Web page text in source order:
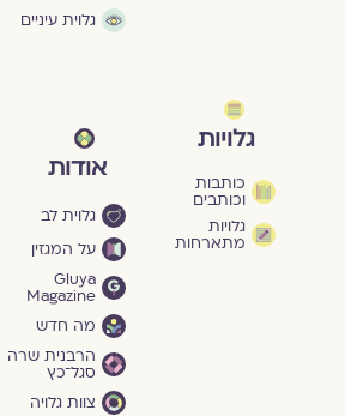
גלוית עיניים
גלויות
כותבות
וכותבים
גלויות
מתארחות
אודות
גלוית לב
על המגזין
Gluya
Magazine
מה חדש
הרבנית שרה
סגל־כץ
צוות גלויה